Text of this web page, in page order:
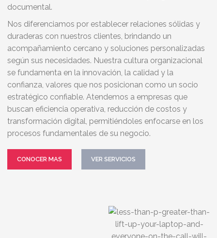
documental.
Nos diferenciamos por establecer relaciones sólidas y
duraderas con nuestros clientes, brindando un
acompañamiento cercano y soluciones personalizadas
según sus necesidades. Nuestra cultura organizacional
se fundamenta en la innovación, la calidad y la
confianza, valores que nos posicionan como un socio
estratégico confiable. Atendemos a empresas que
buscan eficiencia operativa, reducción de costos y
transformación digital, permitiéndoles enfocarse en los
procesos fundamentales de su negocio.
CONOCER MAS VER SERVICIOS